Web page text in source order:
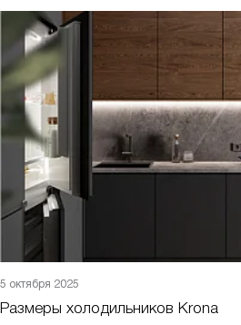
5 октября 2025
Размеры холодильников Krona